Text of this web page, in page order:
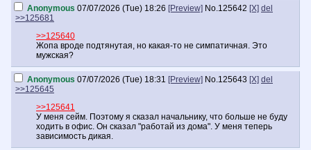
Anonymous 07/07/2026 (Tue) 18:26 [Preview] No.125642 [X] del
>>125681
>>125640
Жопа вроде подтянутая, но какая-то не симпатичная. Это
мужская?
Anonymous 07/07/2026 (Tue) 18:31 [Preview] No.125643 [X] del
>>125645
>>125641
У меня сейм. Поэтому я сказал начальнику, что больше не буду
ходить в офис. Он сказал "работай из дома". У меня теперь
зависимость дикая.